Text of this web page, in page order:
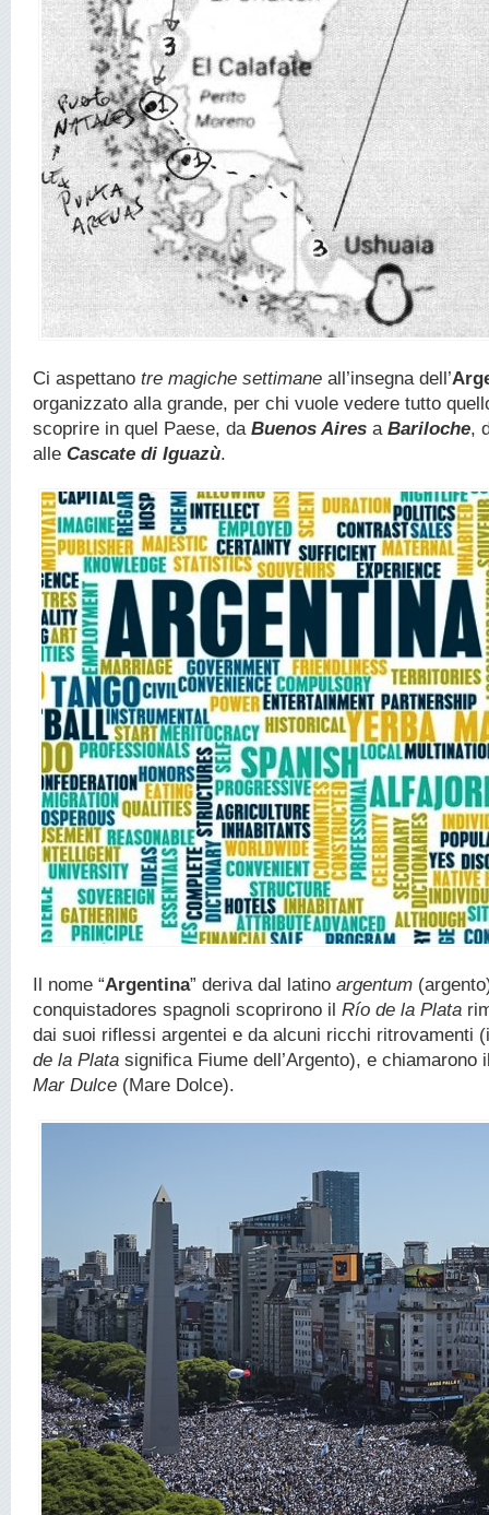
Ci aspettano tre magiche settimane all’insegna dell’
organizzato alla grande, per chi vuole vedere tutto
scoprire in quel Paese, da Buenos Aires a Bariloche,
alle Cascate di Iguazù.
Il nome “Argentina” deriva dal latino argentum
conquistadores spagnoli scoprirono il Río de la Plata
dai suoi riflessi argentei e da alcuni ricchi ritrovamenti
de la Plata significa Fiume dell’Argento), e chiamarono
Mar Dulce (Mare Dolce).